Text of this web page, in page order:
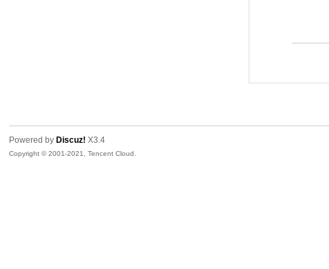
Powered by Discuz! X3.4
Copyright © 2001-2021, Tencent Cloud.